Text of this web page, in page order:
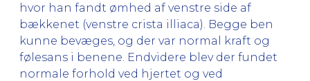
hvor han fandt ømhed af venstre side af
bækkenet (venstre crista illiaca). Begge ben
kunne bevæges, og der var normal kraft og
følesans i benene. Endvidere blev der fundet
normale forhold ved hjertet og ved